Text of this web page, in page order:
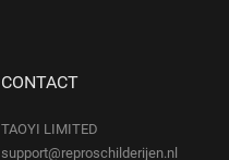
CONTACT
TAOYI LIMITED
support@reproschilderijen.nl